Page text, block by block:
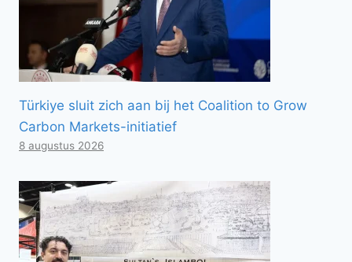
Türkiye sluit zich aan bij het Coalition to Grow
Carbon Markets-initiatief
8 augustus 2026